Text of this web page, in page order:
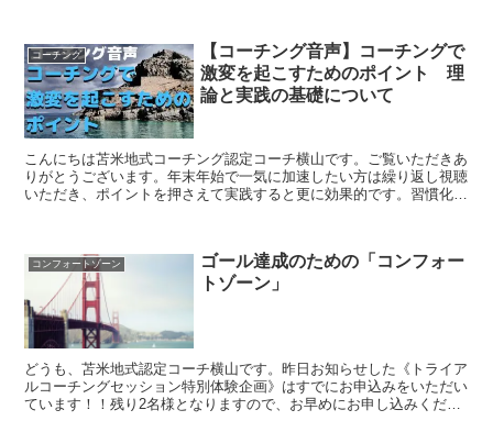
コーチング
【コーチング音声】コーチングで
激変を起こすためのポイント 理
論と実践の基礎について
こんにちは苫米地式コーチング認定コーチ横山です。ご覧いただきあ
りがとうございます。年末年始で一気に加速したい方は繰り返し視聴
いただき、ポイントを押さえて実践すると更に効果的です。習慣化し
コンフォートゾーン
ゴール達成のための「コンフォー
トゾーン」
どうも、苫米地式認定コーチ横山です。昨日お知らせした《トライア
ルコーチングセッション特別体験企画》はすでにお申込みをいただい
ています！！残り2名様となりますので、お早めにお申し込みくださ